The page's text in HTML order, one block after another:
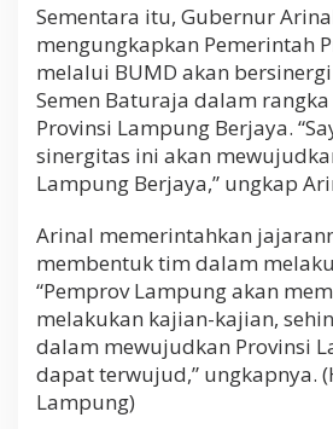
Sementara itu, Gubernur
mengungkapkan Pemerintah
melalui BUMD akan
Semen Baturaja dalam
Provinsi Lampung Berjaya.
sinergitas ini akan
Lampung Berjaya,” ungkap
Arinal memerintahkan
membentuk tim dalam
“Pemprov Lampung akan
melakukan kajian-kajian,
dalam mewujudkan Provinsi
dapat terwujud,” ungkapnya.
Lampung)